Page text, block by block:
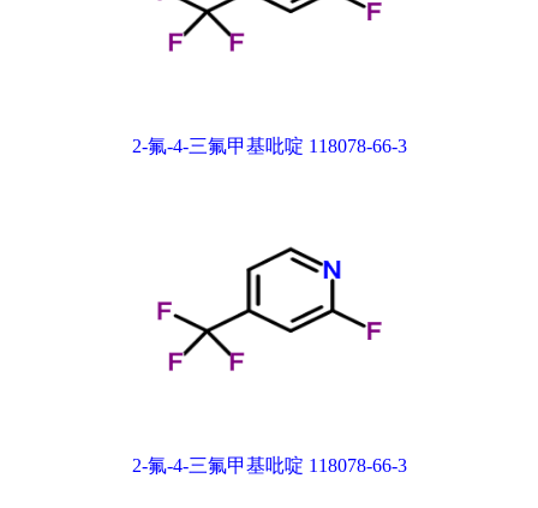
2-氟-4-三氟甲基吡啶 118078-66-3
2-氟-4-三氟甲基吡啶 118078-66-3